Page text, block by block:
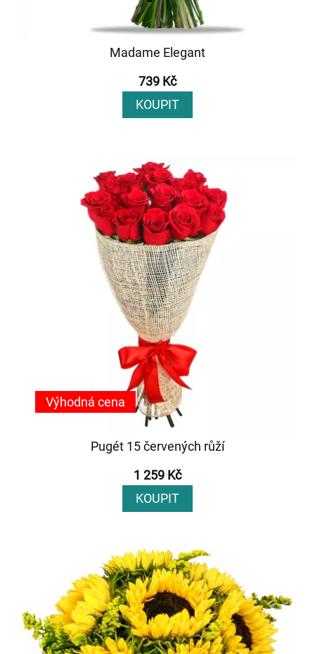
Madame Elegant
739 Kč
KOUPIT
Pugét 15 červených růží
1 259 Kč
KOUPIT
Výhodná cena